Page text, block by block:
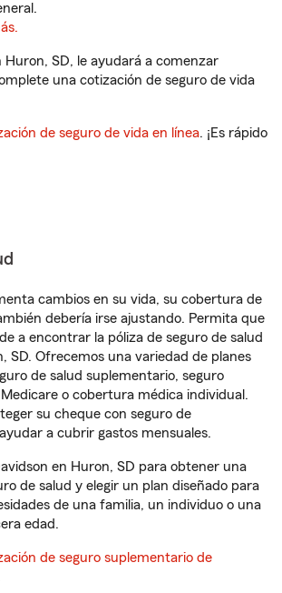
Huron, SD, le ayudará a comenzar
una cotización de seguro de vida
de seguro de vida en línea. ¡Es rápido
cambios en su vida, su cobertura de
debería irse ajustando. Permita que
a encontrar la póliza de seguro de salud
SD. Ofrecemos una variedad de planes
de salud suplementario, seguro
o cobertura médica individual.
su cheque con seguro de
a cubrir gastos mensuales.
en Huron, SD para obtener una
de salud y elegir un plan diseñado para
de una familia, un individuo o una
edad.
de seguro suplementario de